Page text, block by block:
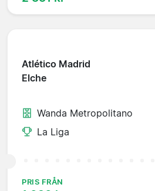
Atlético Madrid
Elche
Wanda Metropolitano
La Liga
PRIS FRÅN